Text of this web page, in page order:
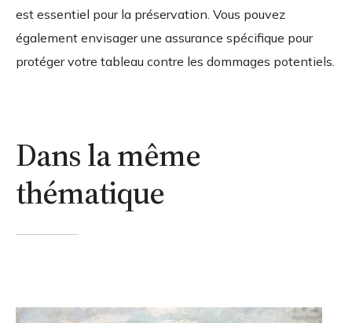
est essentiel pour la préservation. Vous pouvez
également envisager une assurance spécifique pour
protéger votre tableau contre les dommages potentiels.
Dans la même
thématique